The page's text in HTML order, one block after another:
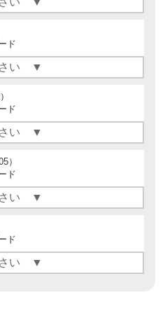
ド
ド
）
ド
ド